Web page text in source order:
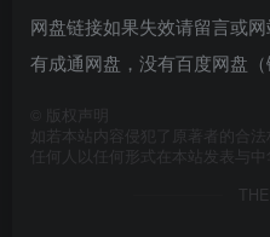
网盘链接如果失效请留言或
有成通网盘，没有百度网盘（
版权声明
如若本站内容侵犯了原著者的合
任何人以任何形式在本站发表与